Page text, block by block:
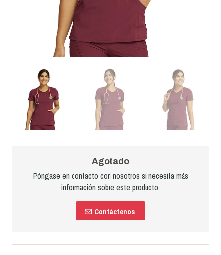
Agotado
Póngase en contacto con nosotros si necesita más
información sobre este producto.
Contáctenos